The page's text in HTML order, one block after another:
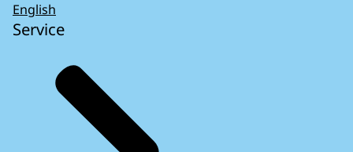
English
Service